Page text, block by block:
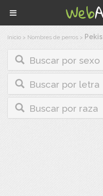
Inicio > Nombres de perros > Pekis
Buscar por sexo
Buscar por letra
Buscar por raza